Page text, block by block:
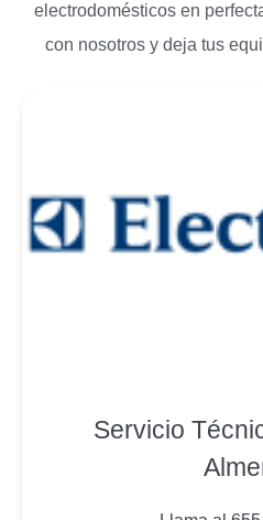
electrodomésticos en
con nosotros y deja tus
Servicio